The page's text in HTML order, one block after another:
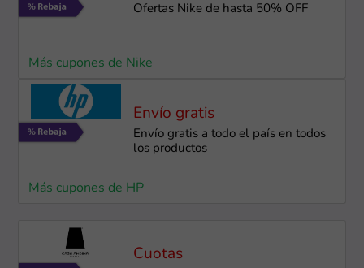
Ofertas Nike de hasta 50% OFF
Más cupones de Nike
Envío gratis
Envío gratis a todo el país en todos
los productos
Más cupones de HP
Cuotas